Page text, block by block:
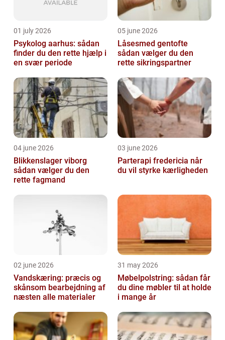
01 july 2026
Psykolog aarhus: sådan
finder du den rette hjælp i
en svær periode
05 june 2026
Låsesmed gentofte
sådan vælger du den
rette sikringspartner
04 june 2026
Blikkenslager viborg
sådan vælger du den
rette fagmand
03 june 2026
Parterapi fredericia når
du vil styrke kærligheden
02 june 2026
Vandskæring: præcis og
skånsom bearbejdning af
næsten alle materialer
31 may 2026
Møbelpolstring: sådan får
du dine møbler til at holde
i mange år